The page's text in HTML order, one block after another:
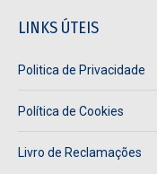
opens
new
opens
new
opens
new new
LINKS ÚTEIS
Politica de Privacidade
Política de Cookies
Livro de Reclamações